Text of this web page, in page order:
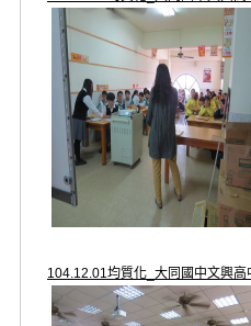
104.12.01均質化_大同國中文興高